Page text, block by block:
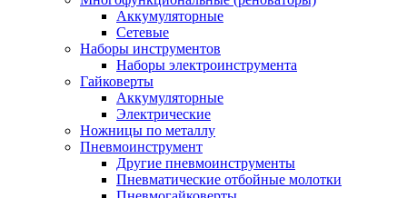
Аккумуляторные
Сетевые
Наборы инструментов
Наборы электроинструмента
Гайковерты
Аккумуляторные
Электрические
Ножницы по металлу
Пневмоинструмент
Другие пневмоинструменты
Пневматические отбойные молотки